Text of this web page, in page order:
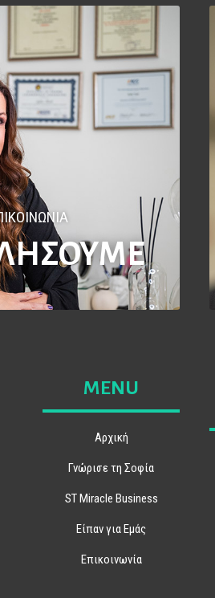
MENU
Αρχική
Γνώρισε τη Σοφία
ST Miracle Business
Είπαν για Εμάς
Επικοινωνία